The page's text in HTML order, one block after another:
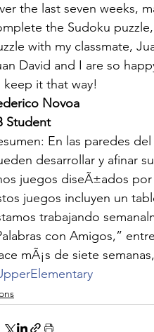
the last seven weeks,
the Sudoku
with my classmate,
David and I are so
keep it that way!
Novoa
Student
En las paredes
desarrollar y afinar
juegos diseÃ±ados
juegos incluyen un
trabajando
con Amigos,”
mÃ¡s de siete